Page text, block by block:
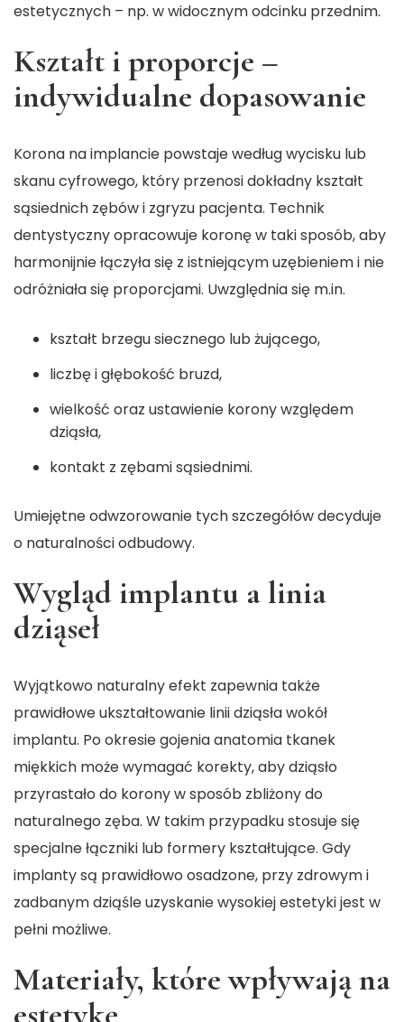
estetycznych – np. w widocznym odcinku przednim.
Kształt i proporcje –
indywidualne dopasowanie
Korona na implancie powstaje według wycisku lub
skanu cyfrowego, który przenosi dokładny kształt
sąsiednich zębów i zgryzu pacjenta. Technik
dentystyczny opracowuje koronę w taki sposób, aby
harmonijnie łączyła się z istniejącym uzębieniem i nie
odróżniała się proporcjami. Uwzględnia się m.in.
kształt brzegu siecznego lub żującego,
liczbę i głębokość bruzd,
wielkość oraz ustawienie korony względem
dziąsła,
kontakt z zębami sąsiednimi.
Umiejętne odwzorowanie tych szczegółów decyduje
o naturalności odbudowy.
Wygląd implantu a linia
dziąseł
Wyjątkowo naturalny efekt zapewnia także
prawidłowe ukształtowanie linii dziąsła wokół
implantu. Po okresie gojenia anatomia tkanek
miękkich może wymagać korekty, aby dziąsło
przyrastało do korony w sposób zbliżony do
naturalnego zęba. W takim przypadku stosuje się
specjalne łączniki lub formery kształtujące. Gdy
implanty są prawidłowo osadzone, przy zdrowym i
zadbanym dziąśle uzyskanie wysokiej estetyki jest w
pełni możliwe.
Materiały, które wpływają na